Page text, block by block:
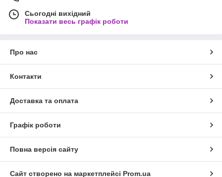
Сьогодні вихідний
Показати весь графік роботи
Про нас
Контакти
Доставка та оплата
Графік роботи
Повна версія сайту
Сайт створено на маркетплейсі Prom.ua